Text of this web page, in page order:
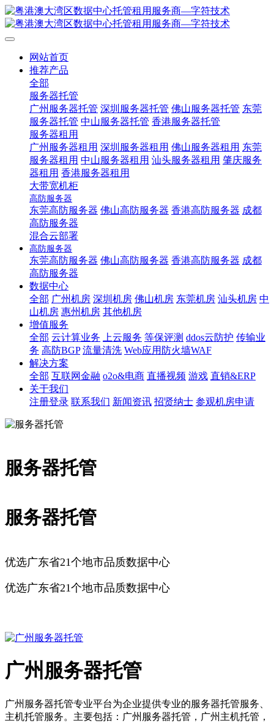
网站首页
推荐产品
全部
服务器托管
广州服务器托管 深圳服务器托管 佛山服务器托管 东莞
服务器托管 中山服务器托管 香港服务器托管
服务器租用
广州服务器租用 深圳服务器租用 佛山服务器租用 东莞
服务器租用 中山服务器租用 汕头服务器租用 肇庆服务
器租用 香港服务器租用
大带宽机柜
高防服务器
东莞高防服务器 佛山高防服务器 香港高防服务器 成都
高防服务器
混合云部署
高防服务器
东莞高防服务器 佛山高防服务器 香港高防服务器 成都
高防服务器
数据中心
全部 广州机房 深圳机房 佛山机房 东莞机房 汕头机房 中
山机房 惠州机房 其他机房
增值服务
全部 云计算业务 上云服务 等保评测 ddos云防护 传输业
务 高防BGP 流量清洗 Web应用防火墙WAF
解决方案
全部 互联网金融 o2o&电商 直播视频 游戏 直销&ERP
关于我们
注册登录 联系我们 新闻资讯 招贤纳士 参观机房申请
服务器托管
服务器托管
优选广东省21个地市品质数据中心
优选广东省21个地市品质数据中心
广州服务器托管
广州服务器托管专业平台为企业提供专业的服务器托管服务、
主机托管服务。主要包括：广州服务器托管，广州主机托管，